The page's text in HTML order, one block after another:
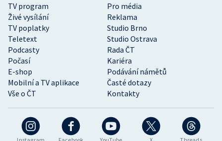
TV program
Pro média
Živé vysílání
Reklama
TV poplatky
Studio Brno
Teletext
Studio Ostrava
Podcasty
Rada ČT
Počasí
Kariéra
E-shop
Podávání námětů
Mobilní a TV aplikace
Časté dotazy
Vše o ČT
Kontakty